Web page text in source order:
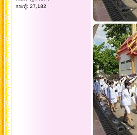
กระทู้: 27,182